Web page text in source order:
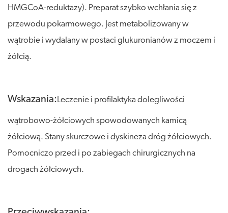
HMGCoA-reduktazy). Preparat szybko wchłania się z
przewodu pokarmowego. Jest metabolizowany w
wątrobie i wydalany w postaci glukuronianów z moczem i
żółcią.
Wskazania:Leczenie i profilaktyka dolegliwości
wątrobowo-żółciowych spowodowanych kamicą
żółciową. Stany skurczowe i dyskineza dróg żółciowych.
Pomocniczo przed i po zabiegach chirurgicznych na
drogach żółciowych.